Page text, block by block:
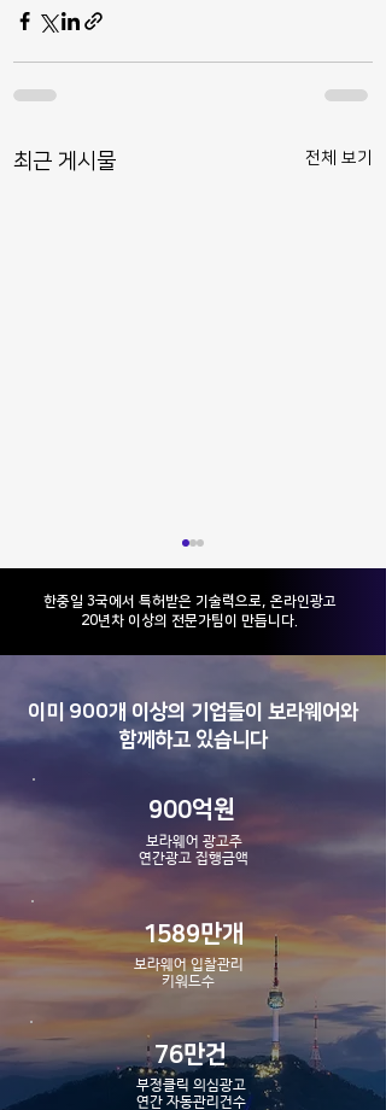
최근 게시물 전체 보기
부정클릭이 광고 운영에
리스크인 이유
​한중일 3국에서 특허받은 기술력으로, 온라인광고
20년차 이상의 전문가팀이 만듭니다.
이미 900개 이상의 기업들이 보라웨어와
함께하고 있습니다
900억원
보라웨어 광고주
​연간광고 집행금액
1589만개
보라웨어 입찰관리
​키워드수
76만건
부정클릭 의심광고
​연간 자동관리건수